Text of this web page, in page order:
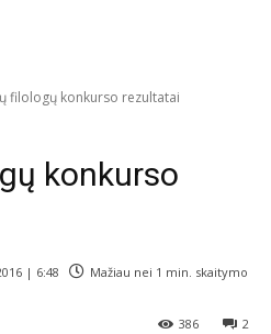
filologų konkurso rezultatai
konkurso
| 6:48 Mažiau nei 1 min. skaitymo
2
386